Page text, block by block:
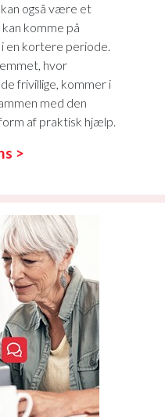
også være et
komme på
en kortere periode.
hvor
frivillige, kommer i
med den
af praktisk hjælp.
>